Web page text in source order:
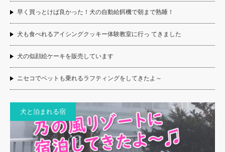
早く買っとけば良かった！犬の自動給餌機で朝まで熟睡！
犬も食べれるアイシングクッキー体験教室に行っ てきました
犬の似顔絵ケーキを販売しています
ニセコでペットも乗れるラフティングをしてきたよ～
犬と泊まれる宿